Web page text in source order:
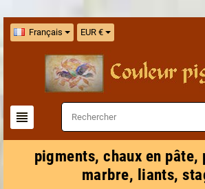
Français EUR €
view_headline
pigments, chaux en pâte,
marbre, liants,